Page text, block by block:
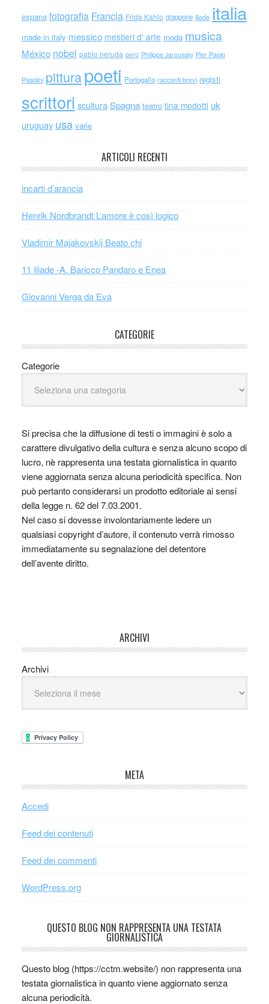
espana fotografia Francia Frida Kahlo giappone iliade italia
made in italy messico mestieri d' arte moda musica
México nobel pablo neruda perù Philippe Jaroussky Pier Paolo
Pasolini pitturapoeti Portogallo racconti brevi registi
scrittori scultura Spagna teatro tina modotti uk
uruguay usa varie
ARTICOLI RECENTI
incarti d’arancia
Henrik Nordbrandt L’amore è così logico
Vladimir Majakovskij Beato chi
11 Iliade -A. Baricco Pandaro e Enea
Giovanni Verga da Eva
CATEGORIE
Categorie
Si precisa che la diffusione di testi o immagini è solo a
carattere divulgativo della cultura e senza alcuno scopo di
lucro, nè rappresenta una testata giornalistica in quanto
viene aggiornata senza alcuna periodicità specifica. Non
può pertanto considerarsi un prodotto editoriale ai sensi
della legge n. 62 del 7.03.2001.
Nel caso si dovesse involontariamente ledere un
qualsiasi copyright d’autore, il contenuto verrà rimosso
immediatamente su segnalazione del detentore
dell’avente diritto.
ARCHIVI
Archivi
META
Accedi
Feed dei contenuti
Feed dei commenti
WordPress.org
QUESTO BLOG NON RAPPRESENTA UNA TESTATA
GIORNALISTICA
Questo blog (https://cctm.website/) non rappresenta una
testata giornalistica in quanto viene aggiornato senza
alcuna periodicità.